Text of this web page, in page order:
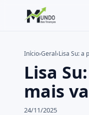
Buscar no
Buscar por:
Pressione Enter
Início›Geral›Lisa Su: a
Lisa
mais
24/11/2025